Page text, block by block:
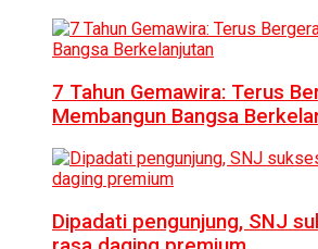
7 Tahun Gemawira: Terus
Membangun Bangsa
Dipadati pengunjung, SNJ